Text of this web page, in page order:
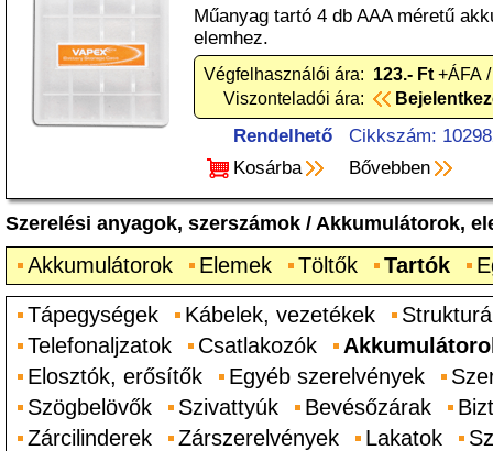
Műanyag tartó 4 db AAA méretű
elemhez.
Végfelhasználói ára: 123.- Ft +ÁFA
Viszonteladói ára:
Rendelhető
Cikkszám:
Kosárba
Bővebben
Szerelési anyagok, szerszámok / Akkumulátorok,
Akkumulátorok Elemek Töltők Tartók
Tápegységek Kábelek, vezetékek
Telefonaljzatok
Csatlakozók
Elosztók, erősítők
Egyéb szerelvények
Szögbelövők
Szivattyúk Bevésőzárak
Zárcilinderek
Zárszerelvények Lakatok